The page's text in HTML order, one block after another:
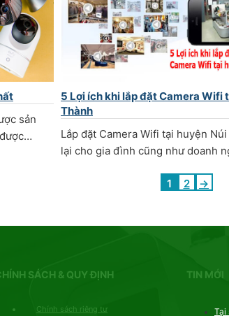
sản
5 Lợi ích khi lắp đặt Camera Wifi
Thành
Lắp đặt Camera Wifi tại huyện
lại cho gia đình cũng như doanh
1 2 →
SÁCH & QUY ĐỊNH
Chính sách riêng tư
TIN MỚI
Tại